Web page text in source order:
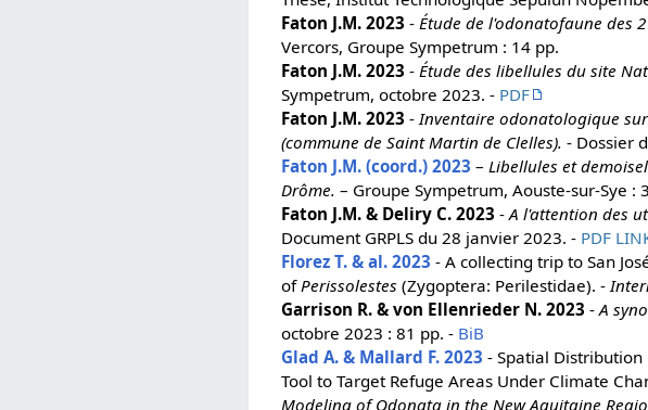
Faton J.M. 2023 - Étude de l'odonatofaune des
Vercors, Groupe Sympetrum : 14 pp.
Faton J.M. 2023 - Étude des libellules du site
Sympetrum, octobre 2023. - PDF
Faton J.M. 2023 - Inventaire odonatologique
(commune de Saint Martin de Clelles). - Dossier
Faton J.M. (coord.) 2023 – Libellules et
Drôme. – Groupe Sympetrum, Aouste-sur-Sye :
Faton J.M. & Deliry C. 2023 -A l'attention des
Document GRPLS du 28 janvier 2023. - PDF
Florez T. & al. 2023 - A collecting trip to San
of Perissolestes (Zygoptera: Perilestidae). -
Garrison R. & von Ellenrieder N. 2023 -A
octobre 2023 : 81 pp. - BiB
Glad A. & Mallard F. 2023 - Spatial
Tool to Target Refuge Areas Under Climate
Modeling of Odonata in the New Aquitaine